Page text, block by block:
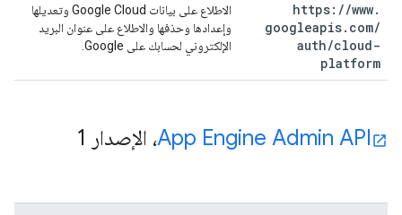
https: //www.
googleapis. com/
auth/cloud-
platform
الاطلاع على بيانات Google Cloud وتعديلها
وإعدادها وحذفها والاطلاع على عنوان البريد
الإلكتروني لحسابك على Google.
App Engine Admin API، الإصدار 1